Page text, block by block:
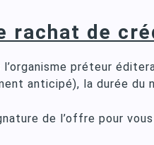
rachat de
préteur
anticipé), la durée du
de l’offre pour